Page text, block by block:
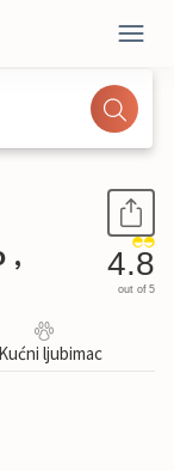
,
4.8
out of 5
ljubimac